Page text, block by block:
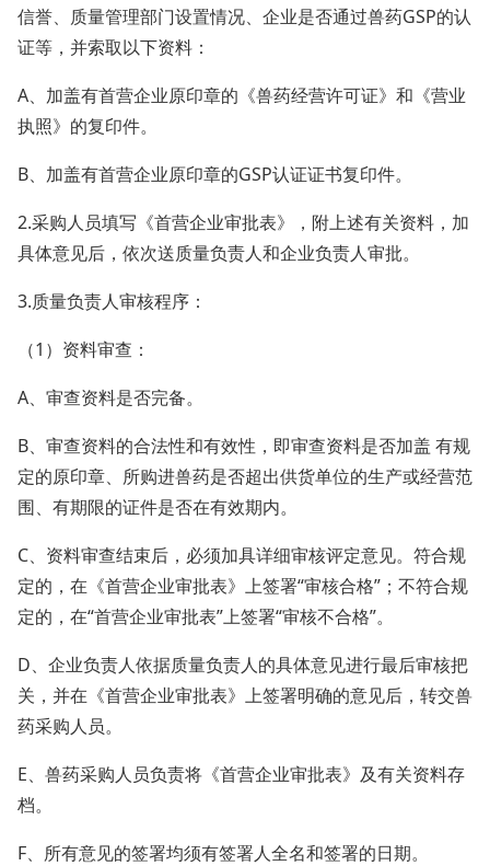
信誉、质量管理部门设置情况、企业是否通过兽药GSP的认
证等，并索取以下资料：
A、加盖有首营企业原印章的《兽药经营许可证》和《营业
执照》的复印件。
B、加盖有首营企业原印章的GSP认证证书复印件。
2.采购人员填写《首营企业审批表》，附上述有关资料，加
具体意见后，依次送质量负责人和企业负责人审批。
3.质量负责人审核程序：
（1）资料审查：
A、审查资料是否完备。
B、审查资料的合法性和有效性，即审查资料是否加盖 有规
定的原印章、所购进兽药是否超出供货单位的生产或经营范
围、有期限的证件是否在有效期内。
C、资料审查结束后，必须加具详细审核评定意见。符合规
定的，在《首营企业审批表》上签署“审核合格”；不符合规
定的，在“首营企业审批表”上签署“审核不合格”。
D、企业负责人依据质量负责人的具体意见进行最后审核把
关，并在《首营企业审批表》上签署明确的意见后，转交兽
药采购人员。
E、兽药采购人员负责将《首营企业审批表》及有关资料存
档。
F、所有意见的签署均须有签署人全名和签署的日期。